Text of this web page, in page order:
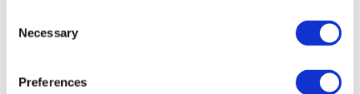
Selection
Necessary
Preferences